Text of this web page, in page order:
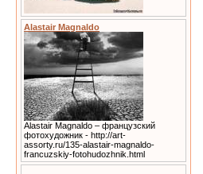
Alastair Magnaldo
Alastair Magnaldo – французский
фотохудожник - http://art-
assorty.ru/135-alastair-magnaldo-
francuzskiy-fotohudozhnik.html